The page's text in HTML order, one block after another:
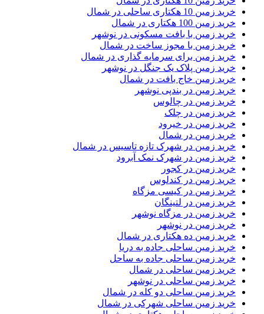
خرید زمین 10 هکتاری ساحلی در شمال
خرید زمین 100 هکتاری در شمال
خرید زمین با بافت مسکونی در نوشهر
خرید زمین با مجوز ساخت در شمال
خرید زمین برای سرمایه گذاری در شمال
خرید زمین پلاک یک جنگل در نوشهر
خرید زمین خاج بافت در شمال
خرید زمین در بندپی نوشهر
خرید زمین در چالوس
خرید زمین در چلک
خرید زمین در خیرود
خرید زمین در شمال
خرید زمین در شهرک تازه تاسیس در شمال
خرید زمین در شهرک نمک آبرود
خرید زمین در کجور
خرید زمین در کندلوس
خرید زمین در کیسی مزگاه
خرید زمین در لتینگان
خرید زمین در مزگاه نوشهر
خرید زمین در نوشهر
خرید زمین ده هکتاری در شمال
خرید زمین ساحلی جاده به دریا
خرید زمین ساحلی جاده به ساحل
خرید زمین ساحلی در شمال
خرید زمین ساحلی در نوشهر
خرید زمین ساحلی دو کله در شمال
خرید زمین ساحلی شهرکی در شمال